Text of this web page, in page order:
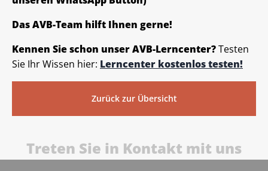
Das AVB-Team hilft Ihnen gerne!
Kennen Sie schon unser AVB-Lerncenter?Testen
Sie Ihr Wissen hier: Lerncenter kostenlos testen!
Zurück zur Übersicht
Treten Sie in Kontakt mit uns